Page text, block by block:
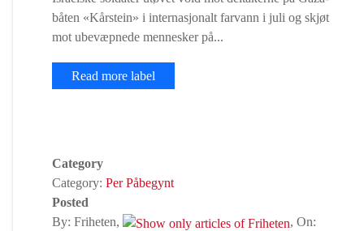
båten «Kårstein» i internasjonalt farvann i juli og skjøt
mot ubevæpnede mennesker på...
Read more label
Category
Category: Per Påbegynt
Posted
By: Friheten,
, On: